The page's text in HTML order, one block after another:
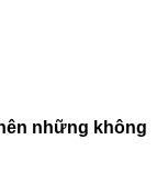
những không